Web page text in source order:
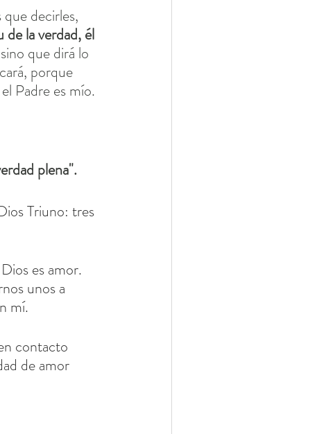
decirles,
de la verdad, él
que dirá lo
porque
Padre es mío.
plena".
Triuno: tres
es amor.
unos a
mí.
contacto
de amor